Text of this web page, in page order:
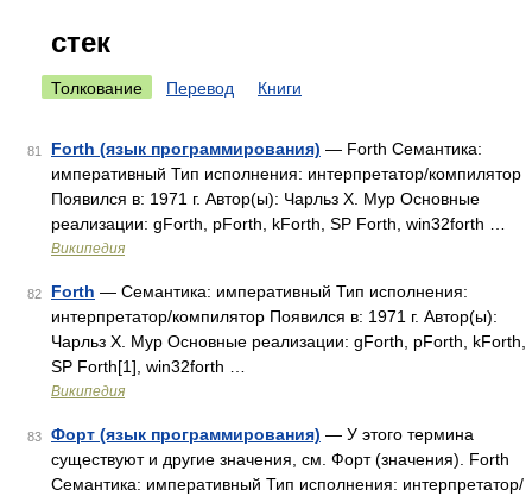
стек
Толкование Перевод Книги
81 Forth (язык программирования) — Forth Семантика:
императивный Тип исполнения: интерпретатор/компилятор
Появился в: 1971 г. Автор(ы): Чарльз Х. Мур Основные
реализации: gForth, pForth, kForth, SP Forth, win32forth …
Википедия
82 Forth — Семантика: императивный Тип исполнения:
интерпретатор/компилятор Появился в: 1971 г. Автор(ы):
Чарльз Х. Мур Основные реализации: gForth, pForth, kForth,
SP Forth[1], win32forth …
Википедия
83 Форт (язык программирования) — У этого термина
существуют и другие значения, см. Форт (значения). Forth
Семантика: императивный Тип исполнения: интерпретатор/